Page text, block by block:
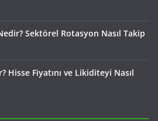
Sektörel Rotasyon Nasıl Takip
Hisse Fiyatını ve Likiditeyi Nasıl